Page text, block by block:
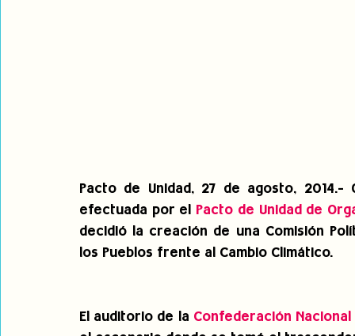
Pacto de Unidad, 27 de agosto,
efectuada por el Pacto de Unidad de
decidió la creación de una Comisión
los Pueblos frente al Cambio Climático.
El auditorio de la Confederación